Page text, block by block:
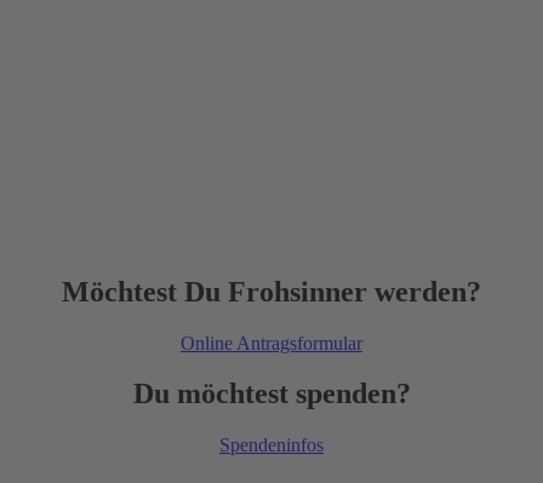
Möchtest Du Frohsinner werden?
Online Antragsformular
Du möchtest spenden?
Spendeninfos